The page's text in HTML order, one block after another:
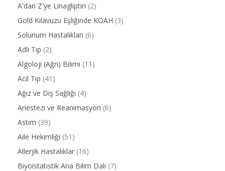
A'dan Z'ye Linagliptin (2)
Gold Kılavuzu Eşliğinde KOAH (3)
Solunum Hastalıkları (6)
Adli Tıp (2)
Algoloji (Ağrı) Bilimi (11)
Acil Tıp (41)
Ağız ve Diş Sağlığı (4)
Anestezi ve Reanimasyon (6)
Astım (39)
Aile Hekimliği (51)
Allerjik Hastalıklar (16)
Biyoistatistik Ana Bilim Dalı (7)